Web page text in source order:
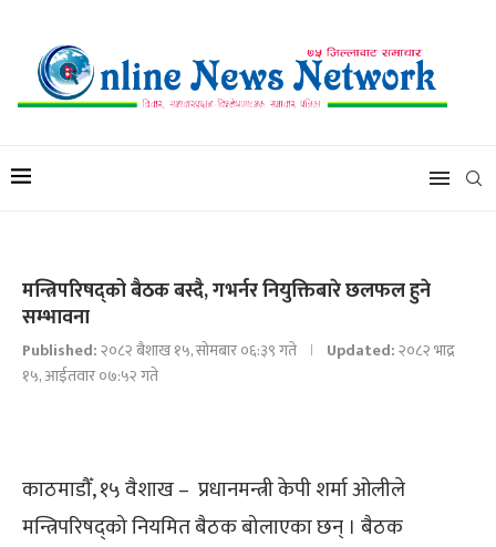
मन्त्रिपरिषद्को बैठक बस्दै, गभर्नर नियुक्तिबारे छलफल हुने
सम्भावना
Published:२०८२ बैशाख १५, सोमबार ०६:३९ गते Updated:२०८२ भाद्र
१५, आईतवार ०७:५२ गते
काठमाडौँ, १५ वैशाख – प्रधानमन्त्री केपी शर्मा ओलीले
मन्त्रिपरिषद्को नियमित बैठक बोलाएका छन् । बैठक